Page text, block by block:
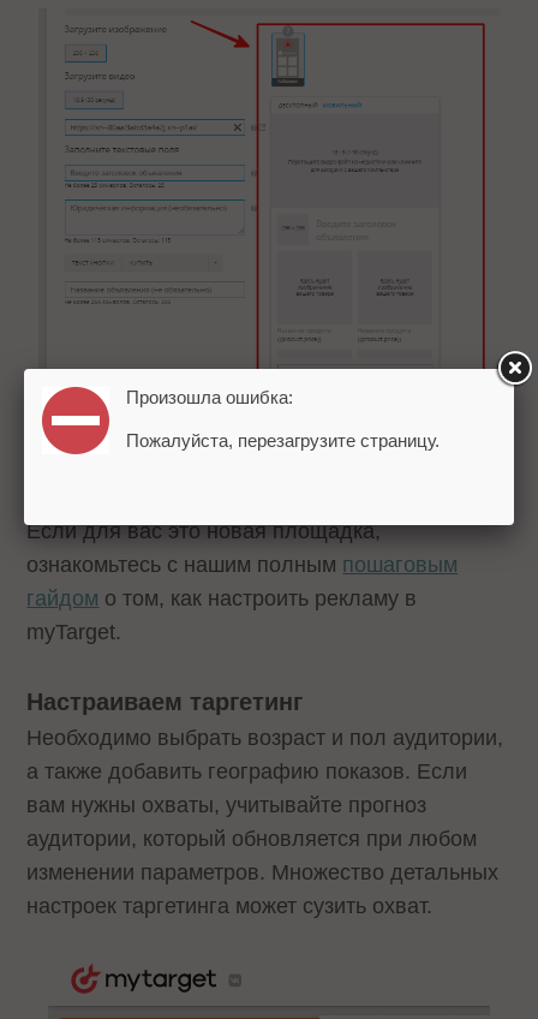
Если для вас это новая площадка,
ознакомьтесь с нашим полным пошаговым
гайдом о том, как настроить рекламу в
myTarget.
Настраиваем таргетинг
Необходимо выбрать возраст и пол аудитории,
а также добавить географию показов. Если
вам нужны охваты, учитывайте прогноз
аудитории, который обновляется при любом
изменении параметров. Множество детальных
настроек таргетинга может сузить охват.
Произошла ошибка:
Пожалуйста, перезагрузите страницу.